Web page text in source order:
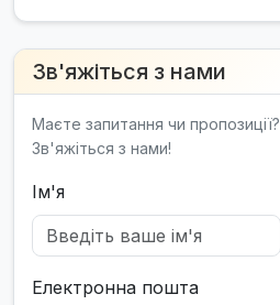
Зв'яжіться з нами
Маєте запитання чи пропозиції?
Зв'яжіться з нами!
Ім'я
Електронна пошта